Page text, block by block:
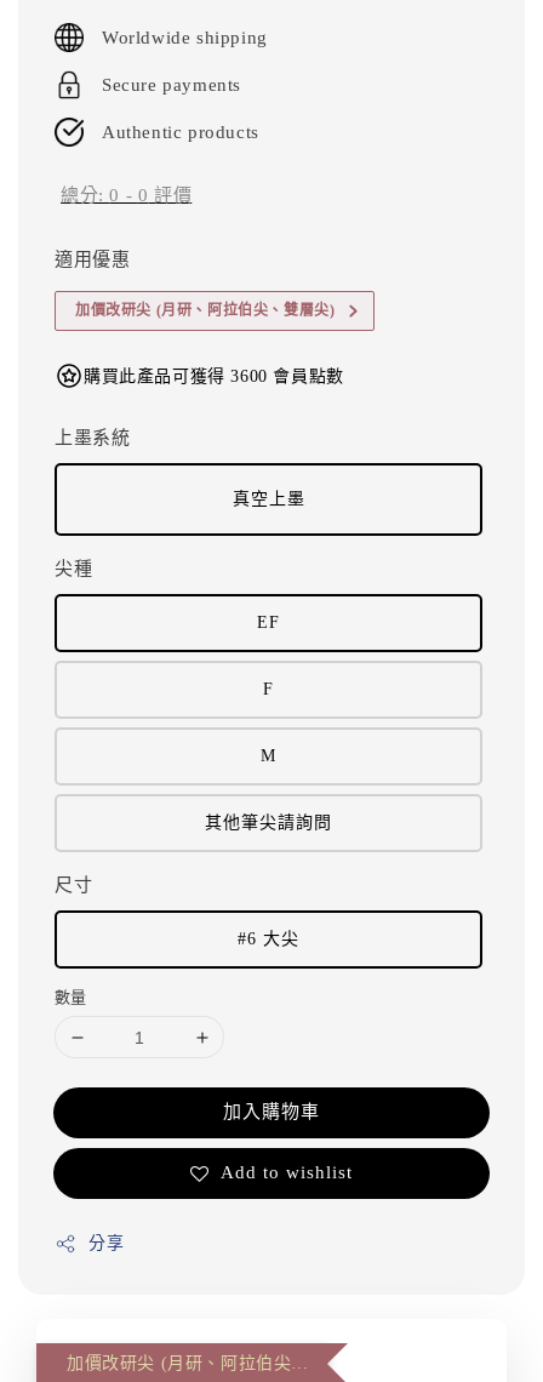
price
Worldwide shipping
Secure payments
Authentic products
總分:0 - 0 評價
適用優惠
加價改研尖 (月研、阿拉伯尖、雙層尖)
購買此產品可獲得 3600 會員點數
上墨系統
真空上墨
尖種
EF
F
M
其他筆尖請詢問
尺寸
#6 大尖
數量
加入購物車
Add to wishlist
分享
加價改研尖 (月研、阿拉伯尖、雙層尖)